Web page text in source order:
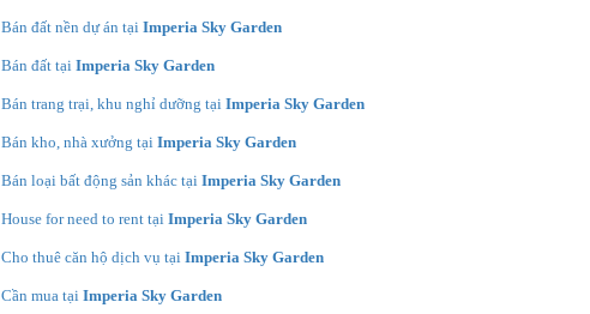
Bán đất nền dự án tại Imperia Sky Garden
Bán đất tại Imperia Sky Garden
Bán trang trại, khu nghỉ dưỡng tại Imperia Sky Garden
Bán kho, nhà xưởng tại Imperia Sky Garden
Bán loại bất động sản khác tại Imperia Sky Garden
House for need to rent tại Imperia Sky Garden
Cho thuê căn hộ dịch vụ tại Imperia Sky Garden
Cần mua tại Imperia Sky Garden